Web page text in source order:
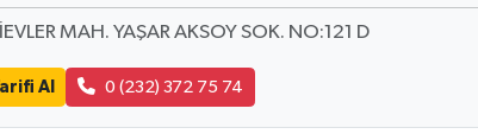
MAH. YAŞAR AKSOY SOK. NO:121 D
Al 0 (232) 372 75 74